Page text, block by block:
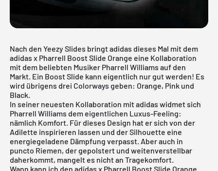
Nach den Yeezy Slides bringt adidas dieses Mal mit dem
adidas x Pharrell Boost Slide Orange eine Kollaboration
mit dem beliebten Musiker Pharrell Williams auf den
Markt. Ein Boost Slide kann eigentlich nur gut werden! Es
wird übrigens drei Colorways geben: Orange, Pink und
Black.
In seiner neuesten Kollaboration mit adidas widmet sich
Pharrell Williams dem eigentlichen Luxus-Feeling:
nämlich Komfort. Für dieses Design hat er sich von der
Adilette inspirieren lassen und der Silhouette eine
energiegeladene Dämpfung verpasst. Aber auch in
puncto Riemen, der gepolstert und weitenverstellbar
daherkommt, mangelt es nicht an Tragekomfort.
Wann kann ich den adidas x Pharrell Boost Slide Orange